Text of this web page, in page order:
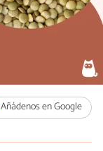
Añádenos en Google